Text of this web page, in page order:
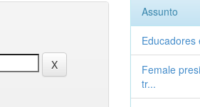
Assunto
Educadores
Female
tr...